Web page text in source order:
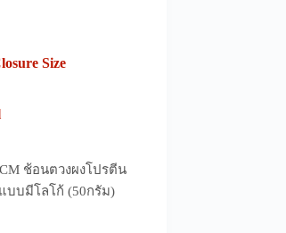
Size
ช้อนตวงผงโปรตีน
บบมีโลโก้ (50กรัม)